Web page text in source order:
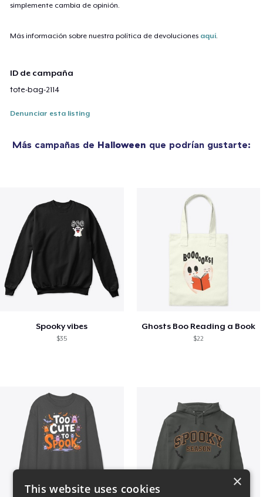
simplemente cambia de opinión.
Más información sobre nuestra política de devoluciones aquí.
ID de campaña
tote-bag-2114
Denunciar esta listing
Más campañas de Halloween que podrían gustarte:
Spooky vibes
$35
Ghosts Boo Reading a Book
$22
×
This website uses cookies